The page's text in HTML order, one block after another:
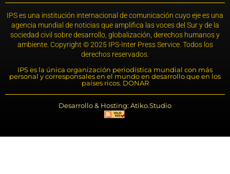
IPS es una institución internacional de comunicación cuyo eje es una
agencia mundial de noticias que amplifica las voces del Sur y de la
sociedad civil sobre desarrollo, globalización, derechos humanos y
ambiente. Copyright © 2025 IPS-Inter Press Service. Todos los
derechos reservados.
IPS es la única organización periodística mundial con más
personal y corresponsales en el mundo en desarrollo que en los
países ricos. DONAR
Desarrollo & Hosting: Atiko.Studio